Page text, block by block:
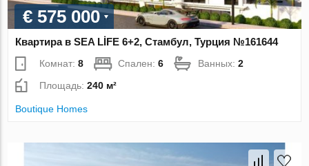
€ 575 000
Квартира в SEA LİFE 6+2, Стамбул, Турция №161644
Комнат:8 Спален:6 Ванных:2
Площадь:240 м²
Boutique Homes